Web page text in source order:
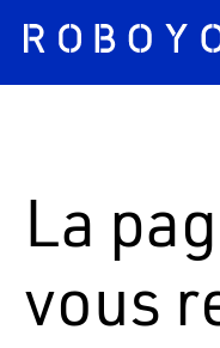
La
vous